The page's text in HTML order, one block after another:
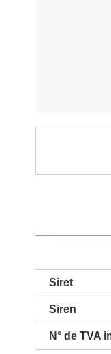
Siret
Siren
N° de TVA